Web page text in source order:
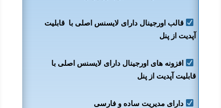
قالب اورجینال دارای لایسنس اصلی با قابلیت
آپدیت از پنل
افزونه های اورجینال دارای لایسنس اصلی با
قابلیت آپدیت از پنل
دارای مدیریت ساده و فارسی